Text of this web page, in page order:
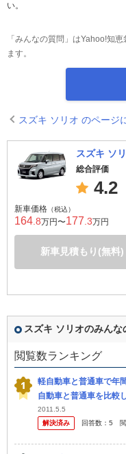
い。
「みんなの質問」はYahoo!知
ます。
スズキ ソリオ のページ
スズキ ソ
総合評価
4.2
新車価格 （税込）
164 .8万円〜177 .3万円
新車見積もり(無料)
スズキ ソリオのみん
閲覧数ランキング
軽自動車と普通車で年
自動車と普通車を比較
えずおいといて、年間
ました。 現
2011.5.5
解決済み
回答数： 5